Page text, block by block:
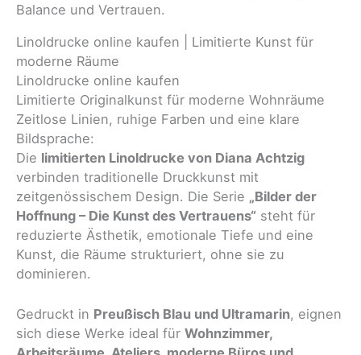
Balance und Vertrauen.
Linoldrucke online kaufen | Limitierte Kunst für
moderne Räume
Linoldrucke online kaufen
Limitierte Originalkunst für moderne Wohnräume
Zeitlose Linien, ruhige Farben und eine klare
Bildsprache:
Die limitierten Linoldrucke von Diana Achtzig
verbinden traditionelle Druckkunst mit
zeitgenössischem Design. Die Serie „Bilder der
Hoffnung – Die Kunst des Vertrauens“ steht für
reduzierte Ästhetik, emotionale Tiefe und eine
Kunst, die Räume strukturiert, ohne sie zu
dominieren.
Gedruckt in Preußisch Blau und Ultramarin, eignen
sich diese Werke ideal für Wohnzimmer,